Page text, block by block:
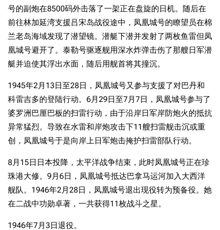
号的副炮在8500码外击落了一架正在盘旋的日机。随后在
前往林加延湾支援吕宋岛战役途中，凤凰城号的瞭望员在棉
兰老岛海域发现了潜望镜。潜艇下潜并发射了两枚鱼雷但凤
凰城号避开了。泰勒号驱逐舰用深水炸弹击伤了那艘日军潜
艇并迫使其浮出水面，随后用舰首将其撞沉。
1945年2月13日至28日，凤凰城号又参与支援了对巴丹和
科雷吉多的登陆行动。6月29日至7月7日，凤凰城号参与了
婆罗洲巴厘巴板的扫雷行动，由于沿岸日军岸防炮火的抵抗
异常猛烈。导致在水雷和岸炮攻击下11艘扫雷舰击沉或重
创，凤凰城号于是向岸上日军炮击掩护扫雷部队行动。
8月15日日本投降，太平洋战争结束，此时凤凰城号正在珍
珠港大修。9月6日，凤凰城号抵达巴拿马运河加入大西洋
舰队。1946年2月28日，凤凰城号退出现役转为预备役。她
在二战中功勋卓著，一共获得11枚战斗之星。
1946年7月3日退役。